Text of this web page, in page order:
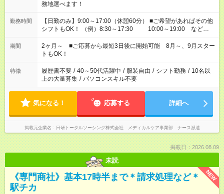
務地選べます！
勤務時間
【日勤のみ】9:00～17:00（休憩60分） ■ご希望があればその他
シフトもOK！ （例）8:30～17:30 10:00～19:00 など
「家族とお休みを合わせたい」 「できれば残業はしたくない」
など、あなたのご希望に沿ったお仕事をご紹介します！ ※Wワ
ーク希望の方へ 今ご覧のお仕事で希望する勤務時間と、もう1つ
のお仕事の勤務時間。 合計で週40時間を超える場合は応募でき
ません
期間
2ヶ月～ ■ご応募から最短3日後に開始可能 8月～、9月スター
トもOK！
特徴 履歴書不要 / 40～50代活躍中 / 服装自由 / シフト勤務 / 10名以
上の大量募集 / パソコンスキル不要
気になる！ 応募する 詳細へ
掲載元企業名 日研トータルソーシング株式会社 メディカルケア事業部 ナース派遣
掲載日：2026.08.09
未読
NEW
《専門商社》基本17時半まで＊請求処理など＊
駅チカ